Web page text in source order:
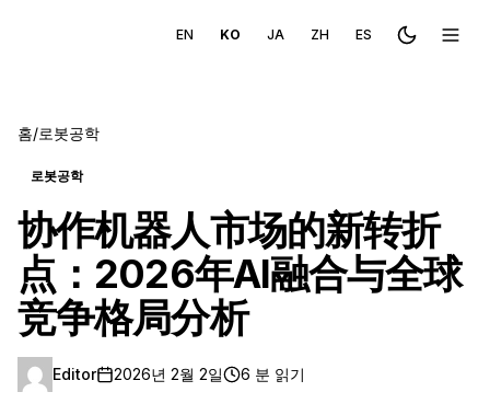
EN KO JA ZH ES Toggle메뉴
홈/로봇공학
로봇공학
协作机器人市场的新转折
点：2026年AI融合与全球
竞争格局分析
Editor 2026년 2월 2일 6 분 읽기